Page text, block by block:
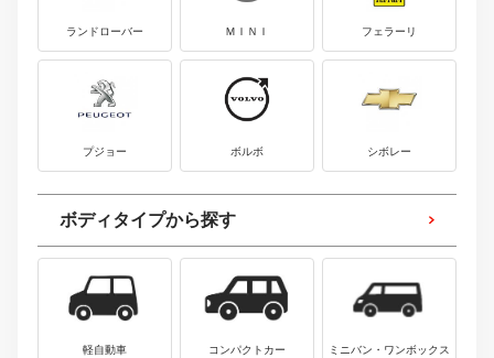
ランドローバー ＭＩＮＩ フェラーリ
プジョー ボルボ シボレー
ボディタイプから探す
軽自動車 コンパクトカー ミニバン・ワンボックス